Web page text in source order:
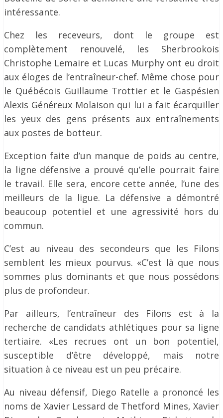
intéressante.
Chez les receveurs, dont le groupe est
complètement renouvelé, les Sherbrookois
Christophe Lemaire et Lucas Murphy ont eu droit
aux éloges de l’entraîneur-chef. Même chose pour
le Québécois Guillaume Trottier et le Gaspésien
Alexis Généreux Molaison qui lui a fait écarquiller
les yeux des gens présents aux entraînements
aux postes de botteur.
Exception faite d’un manque de poids au centre,
la ligne défensive a prouvé qu’elle pourrait faire
le travail. Elle sera, encore cette année, l’une des
meilleurs de la ligue. La défensive a démontré
beaucoup potentiel et une agressivité hors du
commun.
C’est au niveau des secondeurs que les Filons
semblent les mieux pourvus. «C’est là que nous
sommes plus dominants et que nous possédons
plus de profondeur.
Par ailleurs, l’entraîneur des Filons est à la
recherche de candidats athlétiques pour sa ligne
tertiaire. «Les recrues ont un bon potentiel,
susceptible d’être développé, mais notre
situation à ce niveau est un peu précaire.
Au niveau défensif, Diego Ratelle a prononcé les
noms de Xavier Lessard de Thetford Mines, Xavier